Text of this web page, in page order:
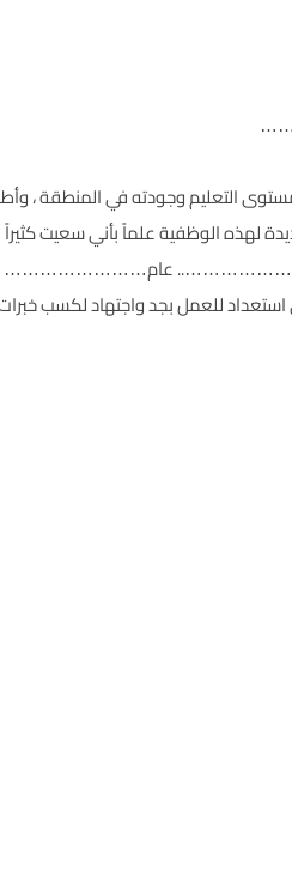
التعليم وجودته في المنطقة
علماً بأني سعيت كثيراً
عام……………………
استعداد للعمل بجد واجتهاد لكسب